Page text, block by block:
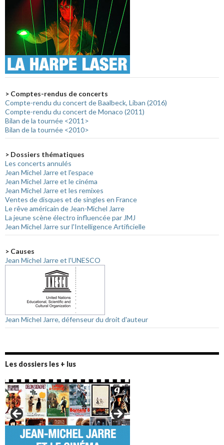
> Comptes-rendus de concerts
Compte-rendu du concert de Baalbeck, Liban (2016)
Compte-rendu du concert de Monaco (2011)
Bilan de la tournée <2011>
Bilan de la tournée <2010>
> Dossiers thématiques
Les concerts annulés
Jean Michel Jarre et l'espace
Jean Michel Jarre et le cinéma
Jean Michel Jarre et les remixes
Ventes de disques et de singles en France
Le rêve américain de Jean-Michel Jarre
La jeune scène électro influencée par JMJ
Jean Michel Jarre sur l'Intelligence Artificielle
> Causes
Jean Michel Jarre et l'UNESCO
Jean Michel Jarre, défenseur du droit d'auteur
Les dossiers les + lus